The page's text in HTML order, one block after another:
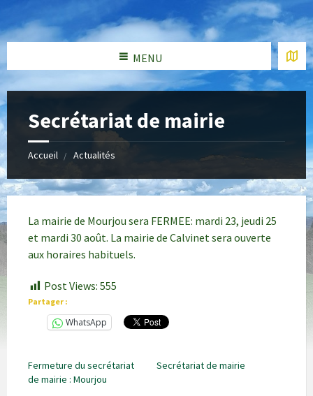
MENU
Secrétariat de mairie
Accueil Actualités
La mairie de Mourjou sera FERMEE: mardi 23, jeudi 25
et mardi 30 août. La mairie de Calvinet sera ouverte
aux horaires habituels.
Post Views: 555
Partager :
WhatsApp
Fermeture du secrétariat
de mairie : Mourjou
Secrétariat de mairie